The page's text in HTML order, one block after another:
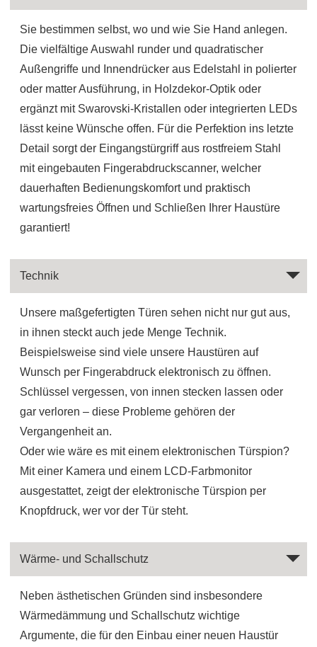
Sie bestimmen selbst, wo und wie Sie Hand anlegen.
Die vielfältige Auswahl runder und quadratischer
Außengriffe und Innendrücker aus Edelstahl in polierter
oder matter Ausführung, in Holzdekor-Optik oder
ergänzt mit Swarovski-Kristallen oder integrierten LEDs
lässt keine Wünsche offen. Für die Perfektion ins letzte
Detail sorgt der Eingangstürgriff aus rostfreiem Stahl
mit eingebauten Fingerabdruckscanner, welcher
dauerhaften Bedienungskomfort und praktisch
wartungsfreies Öffnen und Schließen Ihrer Haustüre
garantiert!
Technik
Unsere maßgefertigten Türen sehen nicht nur gut aus,
in ihnen steckt auch jede Menge Technik.
Beispielsweise sind viele unsere Haustüren auf
Wunsch per Fingerabdruck elektronisch zu öffnen.
Schlüssel vergessen, von innen stecken lassen oder
gar verloren – diese Probleme gehören der
Vergangenheit an.
Oder wie wäre es mit einem elektronischen Türspion?
Mit einer Kamera und einem LCD-Farbmonitor
ausgestattet, zeigt der elektronische Türspion per
Knopfdruck, wer vor der Tür steht.
Wärme- und Schallschutz
Neben ästhetischen Gründen sind insbesondere
Wärmedämmung und Schallschutz wichtige
Argumente, die für den Einbau einer neuen Haustür